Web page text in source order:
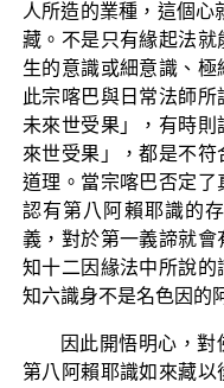
人所造的業種，這個心
藏。不是只有緣起法
生的意識或細意識、極
此宗喀巴與日常法師
未來世受果」，有時
來世受果」，都是不
道理。當宗喀巴否定
認有第八阿賴耶識的
義，對於第一義諦就
知十二因緣法中所說
知六識身不是名色因的
因此開悟明心，
第八阿賴耶識如來藏